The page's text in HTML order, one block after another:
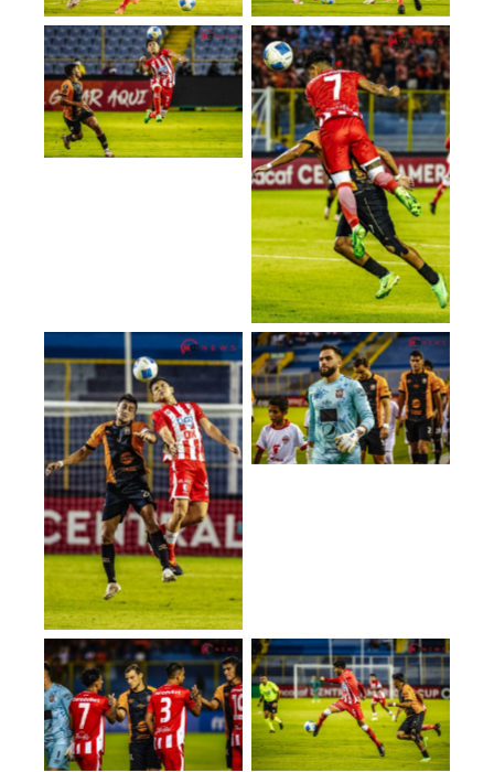
No Caption
No Caption
No Caption
No Caption
No Caption No Caption